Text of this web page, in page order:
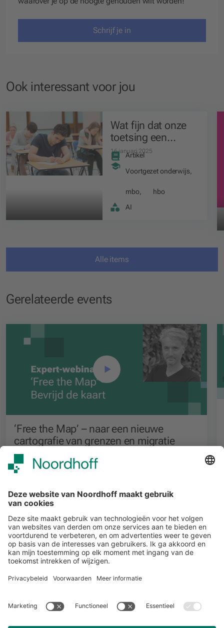
Schrijf je in
Ook interessant voor jou
Wat fijn dat onze
toetsing een
puinhoop is
16 januari 2025
Artikel
Voortgezet onderwijs,
mbo,
hbo
AI
Alle items
Gerelateerde events
‘Free the Map’ – naar een nieuwe
cartografie van grenzen en migratie
Voortgezet onderwijs
START
Meer over Noordhoff
Volg ons